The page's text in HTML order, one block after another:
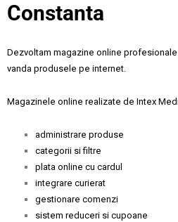
Constanta
Dezvoltam magazine online
vanda produsele pe internet.
Magazinele online realizate de Intex
administrare produse
categorii si filtre
plata online cu cardul
integrare curierat
gestionare comenzi
sistem reduceri si cupoane